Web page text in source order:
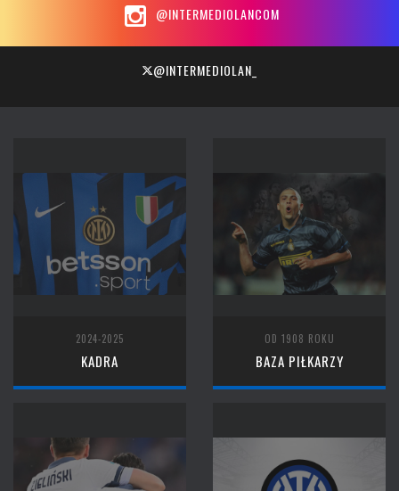
@INTERMEDIOLANCOM
@INTERMEDIOLAN_
2024-2025
KADRA
OD 1908 ROKU
BAZA PIŁKARZY